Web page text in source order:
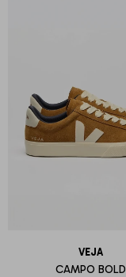
VEJA
CAMPO BOLD